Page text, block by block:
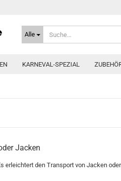
Alle
KARNEVAL-SPEZIAL
Jacken
erleichtert den Transport von Jacken